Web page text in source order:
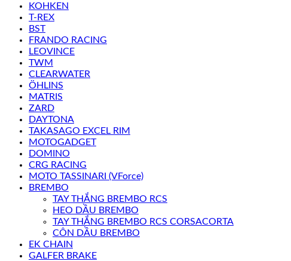
KOHKEN
T-REX
BST
FRANDO RACING
LEOVINCE
TWM
CLEARWATER
ÖHLINS
MATRIS
ZARD
DAYTONA
TAKASAGO EXCEL RIM
MOTOGADGET
DOMINO
CRG RACING
MOTO TASSINARI (VForce)
BREMBO
TAY THẮNG BREMBO RCS
HEO DẦU BREMBO
TAY THẮNG BREMBO RCS CORSACORTA
CÔN DẦU BREMBO
EK CHAIN
GALFER BRAKE